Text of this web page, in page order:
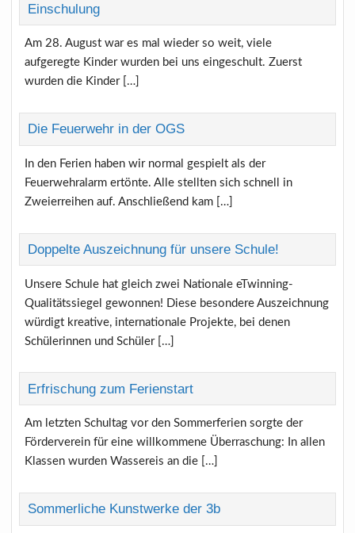
Einschulung
Am 28. August war es mal wieder so weit, viele
aufgeregte Kinder wurden bei uns eingeschult. Zuerst
wurden die Kinder […]
Die Feuerwehr in der OGS
In den Ferien haben wir normal gespielt als der
Feuerwehralarm ertönte. Alle stellten sich schnell in
Zweierreihen auf. Anschließend kam […]
Doppelte Auszeichnung für unsere Schule!
Unsere Schule hat gleich zwei Nationale eTwinning-
Qualitätssiegel gewonnen! Diese besondere Auszeichnung
würdigt kreative, internationale Projekte, bei denen
Schülerinnen und Schüler […]
Erfrischung zum Ferienstart
Am letzten Schultag vor den Sommerferien sorgte der
Förderverein für eine willkommene Überraschung: In allen
Klassen wurden Wassereis an die […]
Sommerliche Kunstwerke der 3b